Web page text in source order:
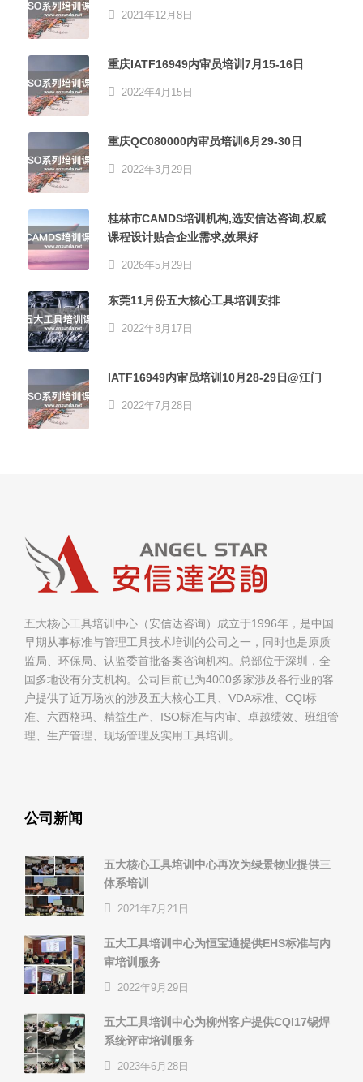
2021年12月8日
重庆IATF16949内审员培训7月15-16日
2022年4月15日
重庆QC080000内审员培训6月29-30日
2022年3月29日
桂林市CAMDS培训机构,选安信达咨询,权威
课程设计贴合企业需求,效果好
2026年5月29日
东莞11月份五大核心工具培训安排
2022年8月17日
IATF16949内审员培训10月28-29日@江门
2022年7月28日
五大核心工具培训中心（安信达咨询）成立于1996年，是中国
早期从事标准与管理工具技术培训的公司之一，同时也是原质
监局、环保局、认监委首批备案咨询机构。总部位于深圳，全
国多地设有分支机构。公司目前已为4000多家涉及各行业的客
户提供了近万场次的涉及五大核心工具、VDA标准、CQI标
准、六西格玛、精益生产、ISO标准与内审、卓越绩效、班组管
理、生产管理、现场管理及实用工具培训。
公司新闻
五大核心工具培训中心再次为绿景物业提供三
体系培训
2021年7月21日
五大工具培训中心为恒宝通提供EHS标准与内
审培训服务
2022年9月29日
五大工具培训中心为柳州客户提供CQI17锡焊
系统评审培训服务
2023年6月28日